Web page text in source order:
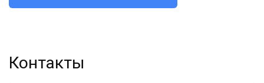
Контакты